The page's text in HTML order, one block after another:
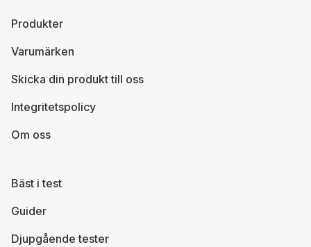
Bäst i test
Guider
Djupgående tester
Produkter
Varumärken
Skicka din produkt till oss
Integritetspolicy
Om oss